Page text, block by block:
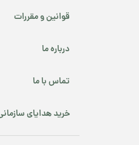
قوانین و مقررات
درباره ما
تماس با ما
خرید هدایای